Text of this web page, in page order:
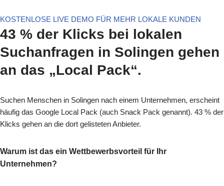
KOSTENLOSE LIVE DEMO FÜR MEHR LOKALE KUNDEN
43 % der Klicks bei lokalen
Suchanfragen in Solingen gehen
an das „Local Pack“.
Suchen Menschen in Solingen nach einem Unternehmen, erscheint
häufig das Google Local Pack (auch Snack Pack genannt). 43 % der
Klicks gehen an die dort gelisteten Anbieter.
Warum ist das ein Wettbewerbsvorteil für Ihr
Unternehmen?